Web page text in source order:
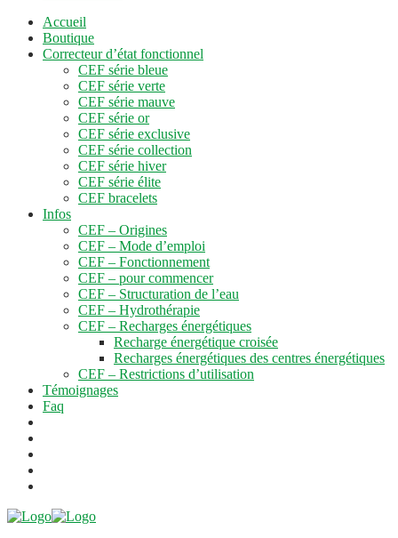
Accueil
Boutique
Correcteur d’état fonctionnel
CEF série bleue
CEF série verte
CEF série mauve
CEF série or
CEF série exclusive
CEF série collection
CEF série hiver
CEF série élite
CEF bracelets
Infos
CEF – Origines
CEF – Mode d’emploi
CEF – Fonctionnement
CEF – pour commencer
CEF – Structuration de l’eau
CEF – Hydrothérapie
CEF – Recharges énergétiques
Recharge énergétique croisée
Recharges énergétiques des centres énergétiques
CEF – Restrictions d’utilisation
Témoignages
Faq